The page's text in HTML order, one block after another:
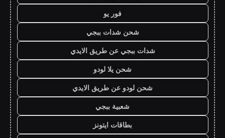
فور يو
شحن شدات ببجي
شدات ببجي عن طريق الايدي
شحن يلا لودو
شحن لودو عن طريق الايدي
شعبية ببجي
بطاقات ايتونز